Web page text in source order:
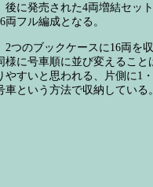
後に発売された4両増結セッ
両フル編成となる。
2つのブックケースに16両を
様に号車順に並び変えるこ
やすいと思われる、片側に1
車という方法で収納している。